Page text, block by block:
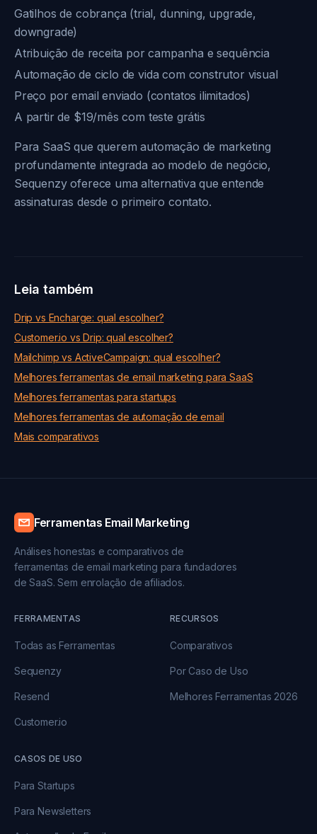
Gatilhos de cobrança (trial, dunning, upgrade,
downgrade)
Atribuição de receita por campanha e sequência
Automação de ciclo de vida com construtor visual
Preço por email enviado (contatos ilimitados)
A partir de $19/mês com teste grátis
Para SaaS que querem automação de marketing
profundamente integrada ao modelo de negócio,
Sequenzy oferece uma alternativa que entende
assinaturas desde o primeiro contato.
Leia também
Drip vs Encharge: qual escolher?
Customer.io vs Drip: qual escolher?
Mailchimp vs ActiveCampaign: qual escolher?
Melhores ferramentas de email marketing para SaaS
Melhores ferramentas para startups
Melhores ferramentas de automação de email
Mais comparativos
Ferramentas Email Marketing
Análises honestas e comparativos de
ferramentas de email marketing para fundadores
de SaaS. Sem enrolação de afiliados.
FERRAMENTAS
Todas as Ferramentas
Sequenzy
Resend
Customer.io
RECURSOS
Comparativos
Por Caso de Uso
Melhores Ferramentas 2026
CASOS DE USO
Para Startups
Para Newsletters